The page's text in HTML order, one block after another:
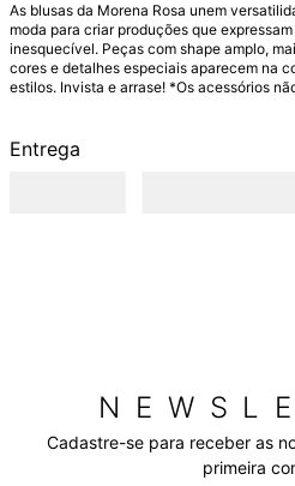
As blusas da Morena Rosa unem
moda para criar produções que
inesquecível. Peças com shape amplo,
cores e detalhes especiais aparecem na
estilos. Invista e arrase! *Os acessórios
Entrega
Cadastre-se para receber as
primeira